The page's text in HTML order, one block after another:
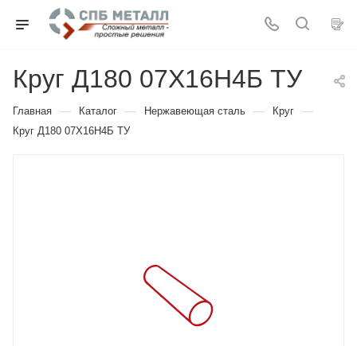
Круг Д180 07Х16Н4Б ТУ
Главная — Каталог — Нержавеющая сталь — Круг —
Круг Д180 07Х16Н4Б ТУ